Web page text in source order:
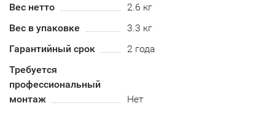
Вес нетто
2.6 кг
Вес в упаковке
3.3 кг
Гарантийный срок
2 года
Требуется
профессиональный
монтаж
Нет